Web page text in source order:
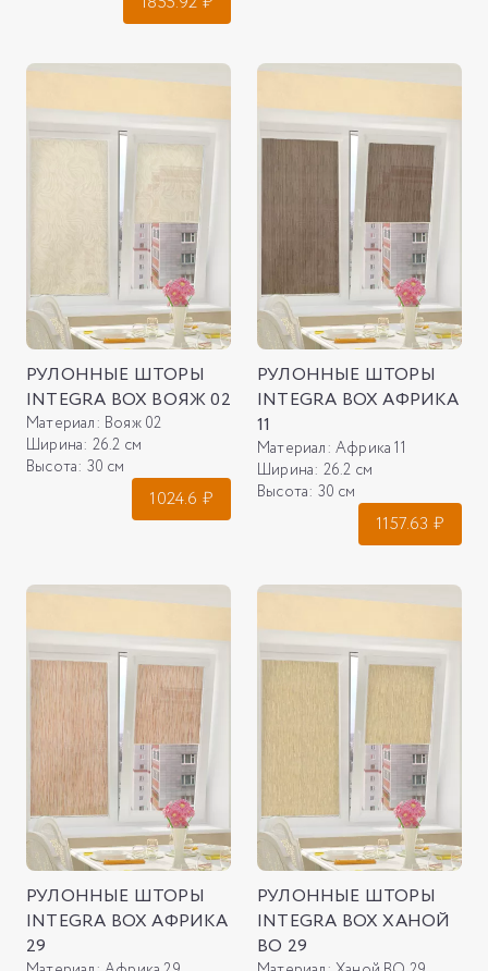
РУЛОННЫЕ ШТОРЫ
INTEGRA BOX ВОЯЖ 02
Материал: Вояж 02
Ширина: 26.2 см
Высота: 30 см
1024.6 ₽
РУЛОННЫЕ ШТОРЫ
INTEGRA BOX АФРИКА
11
Материал: Африка 11
Ширина: 26.2 см
Высота: 30 см
1157.63 ₽
РУЛОННЫЕ ШТОРЫ
INTEGRA BOX АФРИКА
29
РУЛОННЫЕ ШТОРЫ
INTEGRA BOX ХАНОЙ
ВО 29